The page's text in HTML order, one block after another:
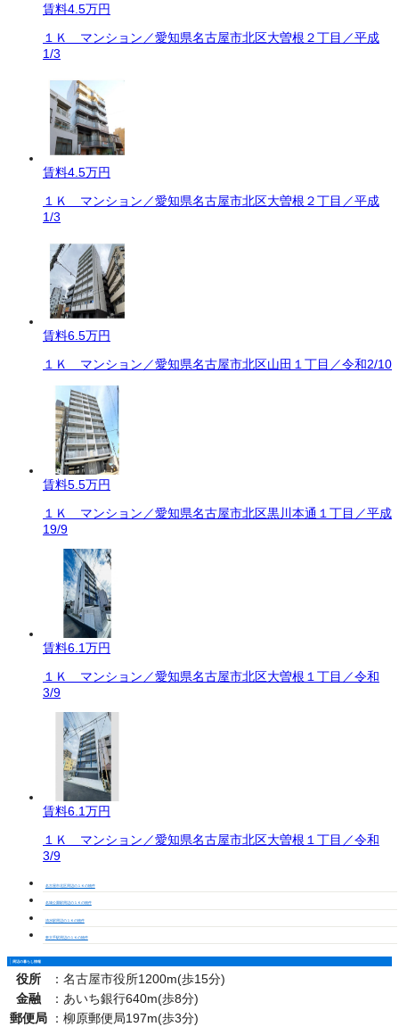
賃料4.5万円
１Ｋ マンション／愛知県名古屋市北区大曽根２丁目／平成
1/3
賃料4.5万円
１Ｋ マンション／愛知県名古屋市北区大曽根２丁目／平成
1/3
賃料6.5万円
１Ｋ マンション／愛知県名古屋市北区山田１丁目／令和2/10
賃料5.5万円
１Ｋ マンション／愛知県名古屋市北区黒川本通１丁目／平成
19/9
賃料6.1万円
１Ｋ マンション／愛知県名古屋市北区大曽根１丁目／令和
3/9
賃料6.1万円
１Ｋ マンション／愛知県名古屋市北区大曽根１丁目／令和
3/9
名古屋市北区周辺の１Ｋの物件
名城公園駅周辺の１Ｋの物件
清水駅周辺の１Ｋの物件
東大手駅周辺の１Ｋの物件
周辺の暮らし情報
役所 ： 名古屋市役所1200m(歩15分)
金融
： あいち銀行640m(歩8分)
郵便局
： 柳原郵便局197m(歩3分)